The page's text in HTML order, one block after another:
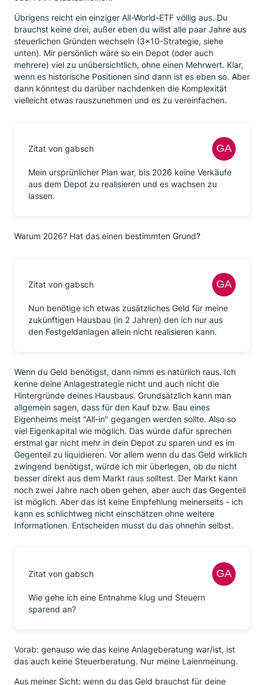
Übrigens reicht ein einziger All-World-ETF völlig aus. Du
brauchst keine drei, außer eben du willst alle paar Jahre aus
steuerlichen Gründen wechseln (3x10-Strategie, siehe
unten). Mir persönlich wäre so ein Depot (oder auch
mehrere) viel zu unübersichtlich, ohne einen Mehrwert. Klar,
wenn es historische Positionen sind dann ist es eben so. Aber
dann könntest du darüber nachdenken die Komplexität
vielleicht etwas rauszunehmen und es zu vereinfachen.
Zitat von gabsch
Mein ursprünlicher Plan war, bis 2026 keine Verkäufe
aus dem Depot zu realisieren und es wachsen zu
lassen.
Warum 2026? Hat das einen bestimmten Grund?
Zitat von gabsch
Nun benötige ich etwas zusätzliches Geld für meine
zukünftigen Hausbau (in 2 Jahren) den ich nur aus
den Festgeldanlagen allein nicht realisieren kann.
Wenn du Geld benötigst, dann nimm es natürlich raus. Ich
kenne deine Anlagestrategie nicht und auch nicht die
Hintergründe deines Hausbaus. Grundsätzlich kann man
allgemein sagen, dass für den Kauf bzw. Bau eines
Eigenheims meist "All-in" gegangen werden sollte. Also so
viel Eigenkapital wie möglich. Das würde dafür sprechen
erstmal gar nicht mehr in dein Depot zu sparen und es im
Gegenteil zu liquidieren. Vor allem wenn du das Geld wirklich
zwingend benötigst, würde ich mir überlegen, ob du nicht
besser direkt aus dem Markt raus solltest. Der Markt kann
noch zwei Jahre nach oben gehen, aber auch das Gegenteil
ist möglich. Aber das ist keine Empfehlung meinerseits - ich
kann es schlichtweg nicht einschätzen ohne weitere
Informationen. Entscheiden musst du das ohnehin selbst.
Zitat von gabsch
Wie gehe ich eine Entnahme klug und Steuern
sparend an?
Vorab: genauso wie das keine Anlageberatung war/ist, ist
das auch keine Steuerberatung. Nur meine Laienmeinung.
Aus meiner Sicht: wenn du das Geld brauchst für deine